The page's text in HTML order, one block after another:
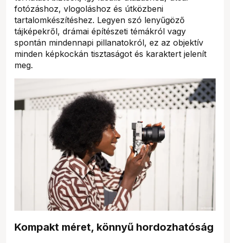
fotózáshoz, vlogoláshoz és útközbeni
tartalomkészítéshez. Legyen szó lenyűgöző
tájképekről, drámai építészeti témákról vagy
spontán mindennapi pillanatokról, ez az objektív
minden képkockán tisztaságot és karaktert jelenít
meg.
Kompakt méret, könnyű hordozhatóság